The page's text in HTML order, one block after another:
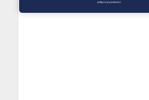
polityce prywatności